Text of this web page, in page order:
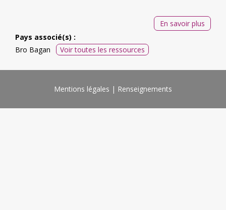
En savoir plus
Pays associé(s) :
Bro Bagan
Voir toutes les ressources
Mentions légales Renseignements